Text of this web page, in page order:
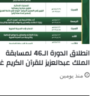
انطلاق الدورة الـ46 لمسابقة
الملك عبدالعزيز للقرآن الكريم
منذ يومين